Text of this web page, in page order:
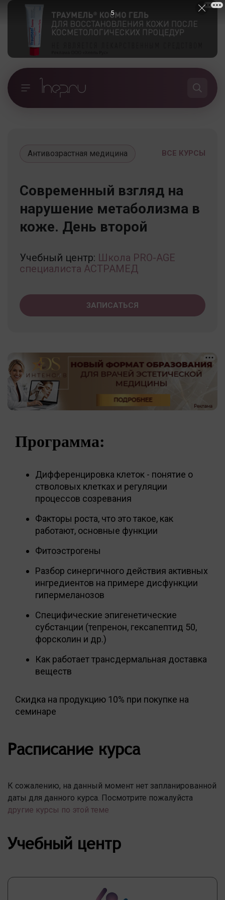
ВСЕ КУРСЫ
Антивозрастная медицина
Современный взгляд на
нарушение метаболизма в
коже. День второй
Учебный центр: Школа PRO-AGE
специалиста АСТРАМЕД
ЗАПИСАТЬСЯ
Программа:
Дифференцировка клеток - понятие о
стволовых клетках и регуляции
процессов созревания
Факторы роста, что это такое, как
работают, основные функции
Фитоэстрогены
Разбор синергичного действия активных
ингредиентов на примере дисфункции
гипермеланозов
Специфические эпигенетические
субстанции (тепренон, гексапептид 50,
форсколин и др.)
Как работает трансдермальная доставка
веществ
Скидка на продукцию 10% при покупке на
семинаре
Расписание курса
К сожалению, на данный момент нет запланированной
даты для данного курса. Посмотрите пожалуйста
другие курсы по этой теме
Учебный центр
5